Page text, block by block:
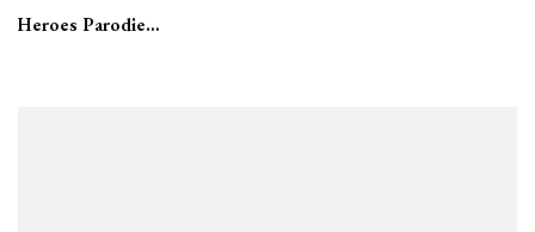
Heroes Parodie…